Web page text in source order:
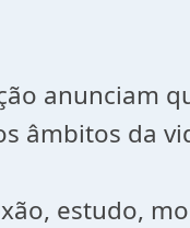
anunciam
âmbitos da
estudo,